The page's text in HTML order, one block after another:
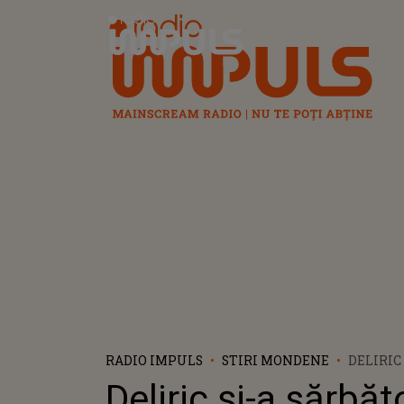
Radio Impuls
RADIO IMPULS STIRI MONDENE